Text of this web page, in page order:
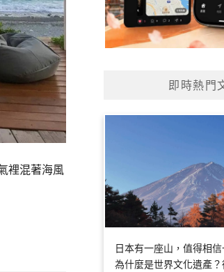
裡混著海風
即時熱門
日本有一座山，值得相
為什麼是世界文化遺產